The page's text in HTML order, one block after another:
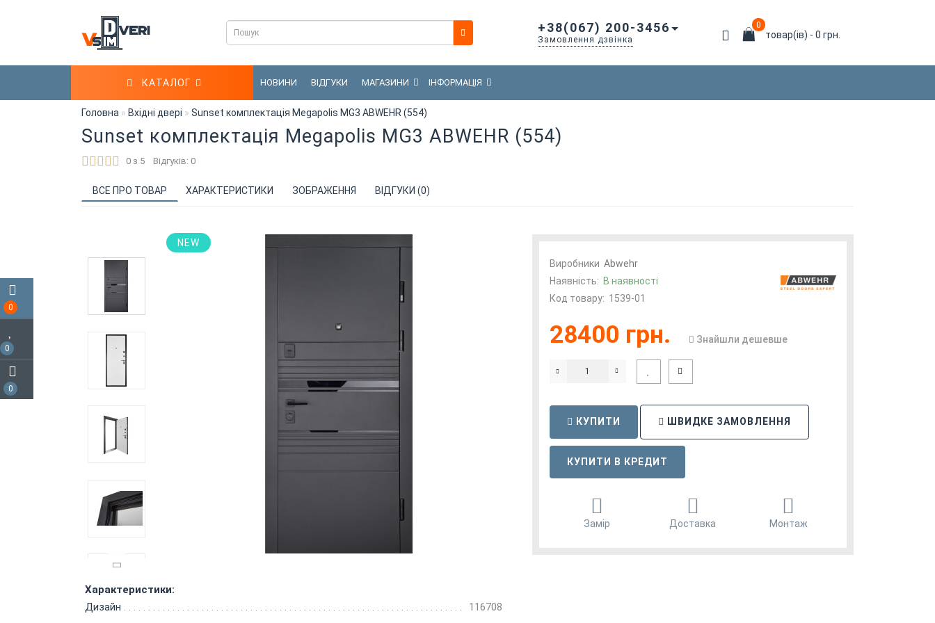
0
0
0
0
товар(ів) - 0 грн.
+38(067) 200-3456
Замовлення дзвінка
КАТАЛОГ НОВИНИ ВІДГУКИ МАГАЗИНИ ІНФОРМАЦІЯ
Головна Вхідні двері Sunset комплектація Megapolis MG3 ABWEHR (554)
Sunset комплектація Megapolis MG3 ABWEHR (554)
0 з 5 Відгуків: 0
ВСЕ ПРО ТОВАР ХАРАКТЕРИСТИКИ ЗОБРАЖЕННЯ ВІДГУКИ (0)
NEW
Характеристики:
Дизайн
116708
Виробники Abwehr
Наявність: В наявності
Код товару: 1539-01
28400 грн. Знайшли дешевше
КУПИТИ ШВИДКЕ ЗАМОВЛЕННЯ
КУПИТИ В КРЕДИТ
Замір Доставка Монтаж